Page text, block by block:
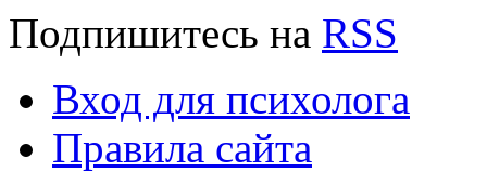
Подпишитесь на RSS
Вход для психолога
Правила сайта